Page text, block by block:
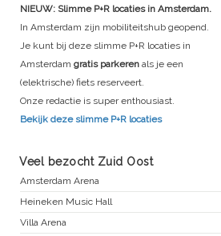
NIEUW: Slimme P+R locaties in Amsterdam.
In Amsterdam zijn mobiliteitshub geopend.
Je kunt bij deze slimme P+R locaties in
Amsterdam gratis parkeren als je een
(elektrische) fiets reserveert.
Onze redactie is super enthousiast.
Bekijk deze slimme P+R locaties
Veel bezocht Zuid Oost
Amsterdam Arena
Heineken Music Hall
Villa Arena